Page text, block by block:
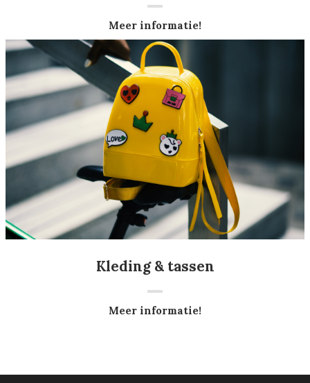
Meer informatie!
Kleding & tassen
Meer informatie!